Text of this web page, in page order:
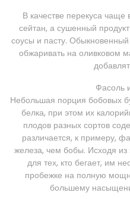
В качестве перекуса чаще
сейтан, а сушенный
соусы и пасту.
обжаривать на оливковом
Фасоль
Небольшая порция бобовых
белка, при этом их
плодов разных сортов
различается, к примеру,
железа, чем бобы. Исходя из
для тех, кто бегает, им
пробежке на полную
большему